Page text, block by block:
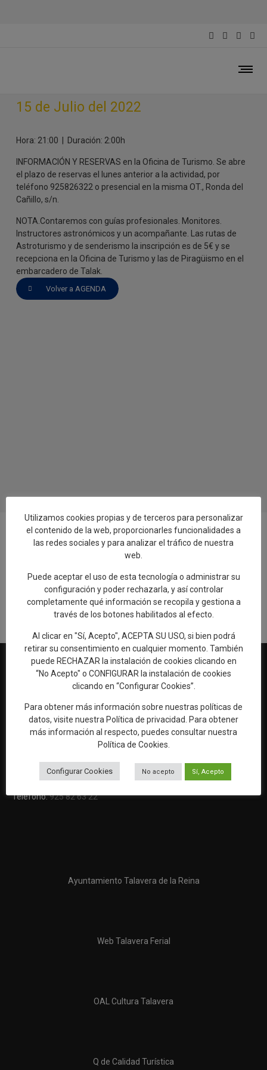
15 de Julio del 2022
Hora: 21:00 | Duración: 2:00h
INFORMACIÓN Y RESERVAS en la Oficina de Turismo. Se abre
el plazo de reservas el lunes anterior a la actividad, por
teléfono 925826322 o presencial en la misma OT., Ronda del
Cañillo, s/n.
NOTA.Contaremos con guías profesionales. Monitores.
Instructores astronómicos y un acompañante. Las rutas de
Astroturismo y de senderismo la inscripción es de 5€ y se
recepciona en la Oficina de Turismo y las de Piragüismo en el
embarcadero de Talak.
Volver a AGENDA
Rellenar encuesta de calidad
la Reina
OFICINA DE TURISMO
oficinaturismo@talavera.org
Teléfono:925 82 63 22
Ayuntamiento Talavera de la Reina
Web Talavera Ferial
OAL Cultura Talavera
Q de Calidad Turística
Utilizamos cookies propias y de terceros para personalizar
el contenido de la web, proporcionarles funcionalidades a
las redes sociales y para analizar el tráfico de nuestra
web.
Puede aceptar el uso de esta tecnología o administrar su
configuración y poder rechazarla, y así controlar
completamente qué información se recopila y gestiona a
través de los botones habilitados al efecto.
Al clicar en "Sí, Acepto", ACEPTA SU USO, si bien podrá
retirar su consentimiento en cualquier momento. También
puede RECHAZAR la instalación de cookies clicando en
“No Acepto" o CONFIGURAR la instalación de cookies
clicando en “Configurar Cookies”.
Para obtener más información sobre nuestras políticas de
datos, visite nuestra Política de privacidad. Para obtener
más información al respecto, puedes consultar nuestra
Política de Cookies.
Configurar Cookies No acepto Sí, Acepto